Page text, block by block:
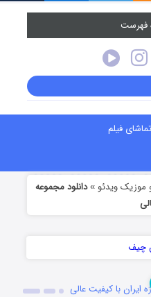
فهرست
فیلم
موزیک ویدئو »دانلود مجموعه
ایران با کیفیت عالی